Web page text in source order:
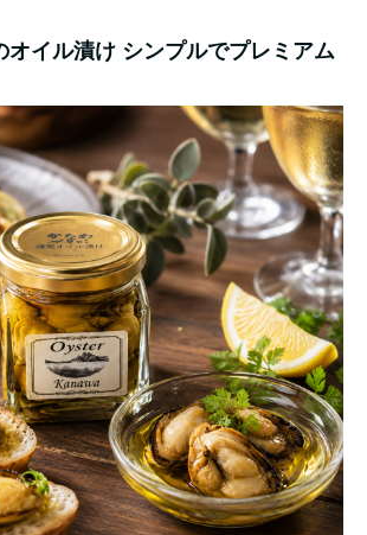
オイル漬け シンプルでプレミアム